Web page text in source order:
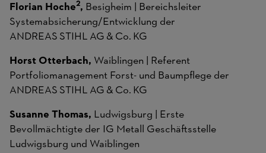
Florian Hoche2, Besigheim | Bereichsleiter
Systemabsicherung/Entwicklung der
ANDREAS STIHL AG & Co. KG
Horst Otterbach, Waiblingen | Referent
Portfoliomanagement Forst- und Baumpflege der
ANDREAS STIHL AG & Co. KG
Susanne Thomas, Ludwigsburg | Erste
Bevollmächtigte der IG Metall Geschäftsstelle
Ludwigsburg und Waiblingen